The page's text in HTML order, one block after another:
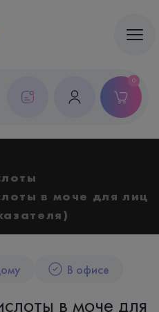
0
в моче для лиц
В офисе
в моче для